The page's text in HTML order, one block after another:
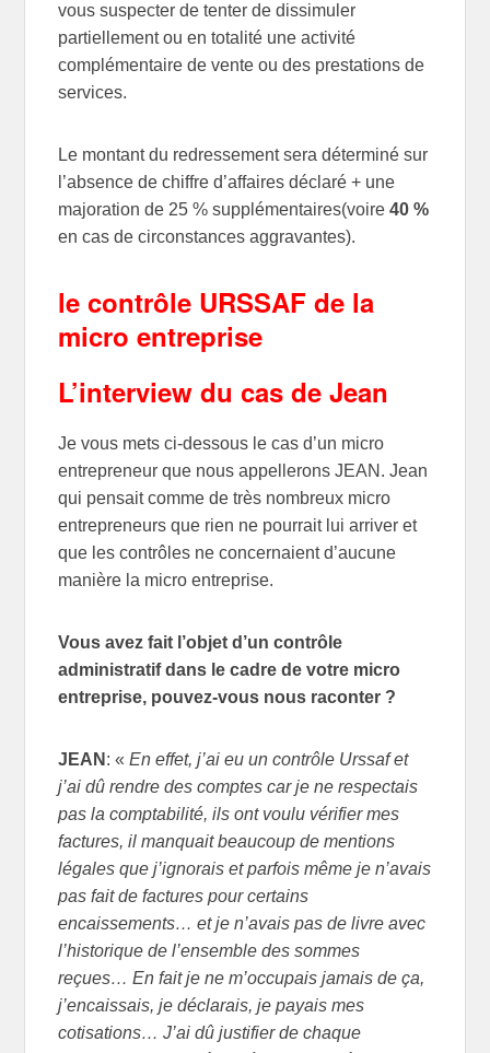
vous suspecter de tenter de dissimuler
partiellement ou en totalité uneactivité
complémentaire de vente ou des prestations de
services.
Le montant du redressement sera déterminé sur
l’absence de chiffre d’affaires déclaré + une
majoration de 25 % supplémentaires(voire40 %
en cas de circonstances aggravantes).
le contrôle URSSAF de la
micro entreprise
L’interview du cas de Jean
Je vous mets ci-dessous le cas d’un micro
entrepreneur que nous appellerons JEAN. Jean
qui pensait comme de très nombreux micro
entrepreneurs que rien ne pourrait lui arriver et
que les contrôles ne concernaient d’aucune
manière la micro entreprise.
Vous avez fait l’objet d’un contrôle
administratif dans le cadre de votre micro
entreprise, pouvez-vous nous raconter ?
JEAN : «En effet, j’ai eu un contrôle Urssaf et
j’ai dû rendre des comptes car je ne respectais
pas la comptabilité, ils ont voulu vérifier mes
factures, il manquait beaucoup de mentions
légales que j’ignorais et parfois même je n’avais
pas fait de factures pour certains
encaissements… et je n’avais pas de livre avec
l’historique de l’ensemble des sommes
reçues… En fait je ne m’occupais jamais de ça,
j’encaissais, je déclarais, je payais mes
cotisations… J’ai dû justifier de chaque